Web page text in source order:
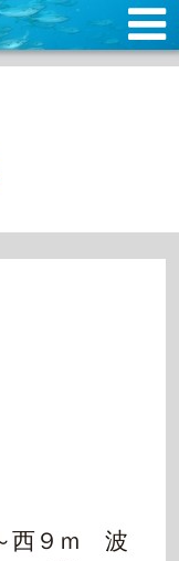
西９ｍ 波